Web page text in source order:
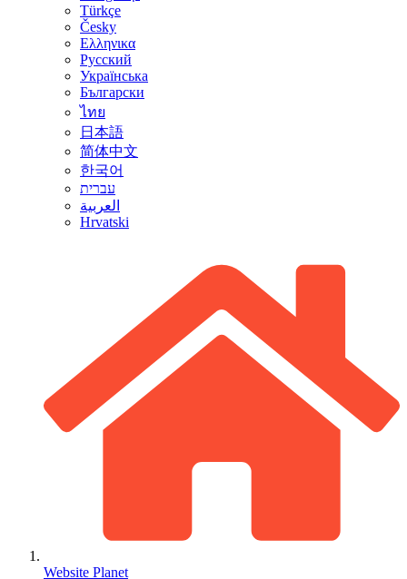
Türkçe
Česky
Ελληνικα
Русский
Українська
Български
ไทย
日本語
简体中文
한국어
עברית
العربية
Hrvatski
Website Planet